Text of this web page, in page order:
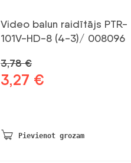
Video balun raidītājs PTR-
101V-HD-8 (4-3)/ 008096
3,78€
Sākotnējā
3,27 €
Pievienot grozam